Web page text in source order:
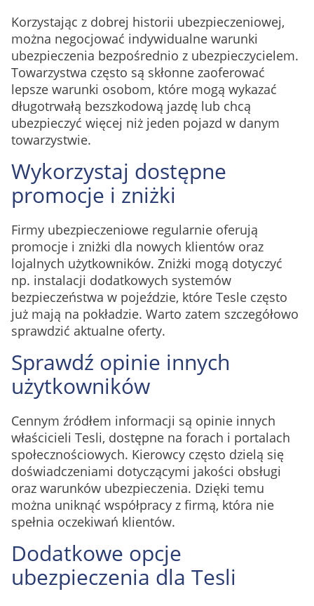
Korzystając z dobrej historii ubezpieczeniowej,
można negocjować indywidualne warunki
ubezpieczenia bezpośrednio z ubezpieczycielem.
Towarzystwa często są skłonne zaoferować
lepsze warunki osobom, które mogą wykazać
długotrwałą bezszkodową jazdę lub chcą
ubezpieczyć więcej niż jeden pojazd w danym
towarzystwie.
Wykorzystaj dostępne
promocje i zniżki
Firmy ubezpieczeniowe regularnie oferują
promocje i zniżki dla nowych klientów oraz
lojalnych użytkowników. Zniżki mogą dotyczyć
np. instalacji dodatkowych systemów
bezpieczeństwa w pojeździe, które Tesle często
już mają na pokładzie. Warto zatem szczegółowo
sprawdzić aktualne oferty.
Sprawdź opinie innych
użytkowników
Cennym źródłem informacji są opinie innych
właścicieli Tesli, dostępne na forach i portalach
społecznościowych. Kierowcy często dzielą się
doświadczeniami dotyczącymi jakości obsługi
oraz warunków ubezpieczenia. Dzięki temu
można uniknąć współpracy z firmą, która nie
spełnia oczekiwań klientów.
Dodatkowe opcje
ubezpieczenia dla Tesli